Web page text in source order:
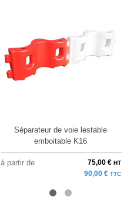
Séparateur de voie lestable
emboitable K16
à partir de 75,00 € HT
90,00 € TTC